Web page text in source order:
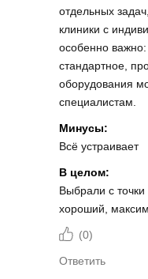
отдельных
клиники с
особенно
стандартное,
оборудования
специалистам.
Минусы:
Всё устраивает
В целом:
Выбрали с
хороший,
(0)
Ответить